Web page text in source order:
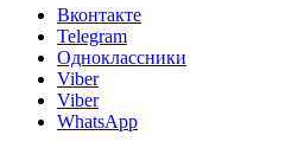
Вконтакте
Telegram
Одноклассники
Viber
Viber
WhatsApp